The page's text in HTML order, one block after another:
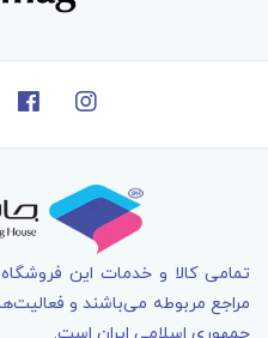
تمامی کالا و خدمات اين
مراجع مربوطه می‌باشند و